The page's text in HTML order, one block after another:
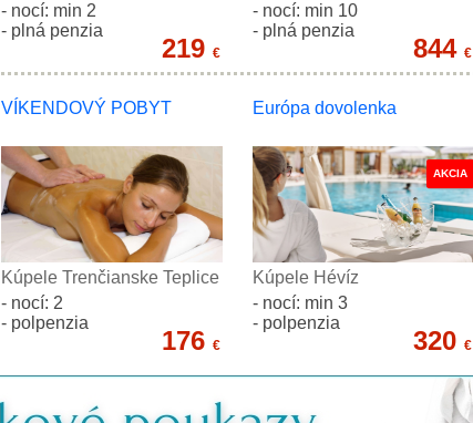
- nocí: min 2
- plná penzia
219 €
- nocí: min 10
- plná penzia
844 €
VÍKENDOVÝ POBYT
Kúpele Trenčianske Teplice
- nocí: 2
- polpenzia
176 €
Európa dovolenka
AKCIA
Kúpele Hévíz
- nocí: min 3
- polpenzia
320 €